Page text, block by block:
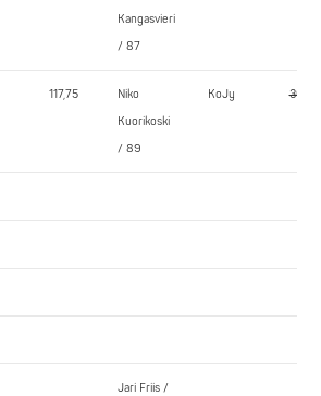
Kangasvieri
/ 87
117,75
Niko
Kuorikoski
/ 89
KoJy 300,0
Jari Friis /